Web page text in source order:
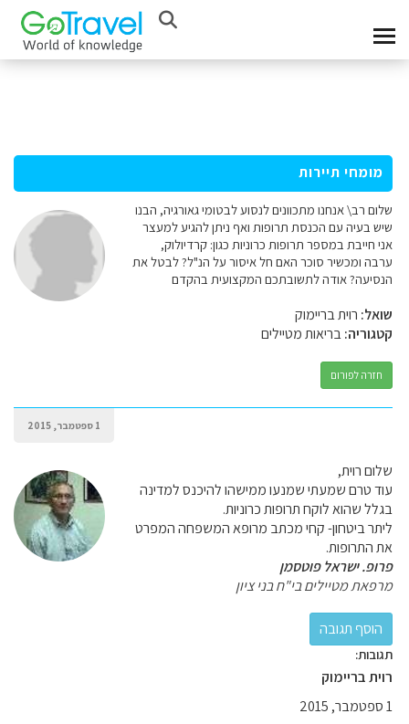
מומחי תיירות
שלום רב\ אנחנו מתכוונים לנסוע לבטומי גאורגיה, הבנו
שיש בעיה עם הכנסת תרופות ואף ניתן להגיע למעצר
אני חייבת במספר תרופות כרוניות כגון: קרדיולוק,
ערבה ומכשיר סוכר האם חל איסור על הנ"ל? לבטל את
הנסיעה? אודה לתשובתכם המקצועית בהקדם
שואל: רוית בריימוק
קטגוריה:בריאות מטיילים
חזרה לפורום
1 ספטמבר, 2015
שלום רוית,
עוד טרם שמעתי שמנעו ממישהו להיכנס למדינה
בגלל שהוא לוקח תרופות כרוניות.
ליתר ביטחון- קחי מכתב מרופא המשפחה המפרט
את התרופות.
פרופ. ישראל פוטסמן
מרפאת מטיילים בי"ח בני ציון
תגובות:
רוית בריימוק
1 ספטמבר, 2015